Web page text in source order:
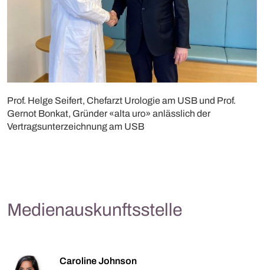
Prof. Helge Seifert, Chefarzt Urologie am USB und Prof.
Gernot Bonkat, Gründer «alta uro» anlässlich der
Vertragsunterzeichnung am USB
Medienauskunftsstelle
Caroline Johnson